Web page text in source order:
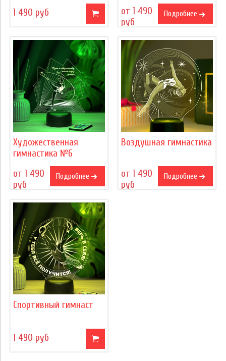
1 490 руб
от 1 490
руб
Подробнее
Художественная
гимнастика №6
от 1 490
руб
Подробнее
Воздушная гимнастика
от 1 490
руб
Подробнее
Спортивный гимнаст
1 490 руб